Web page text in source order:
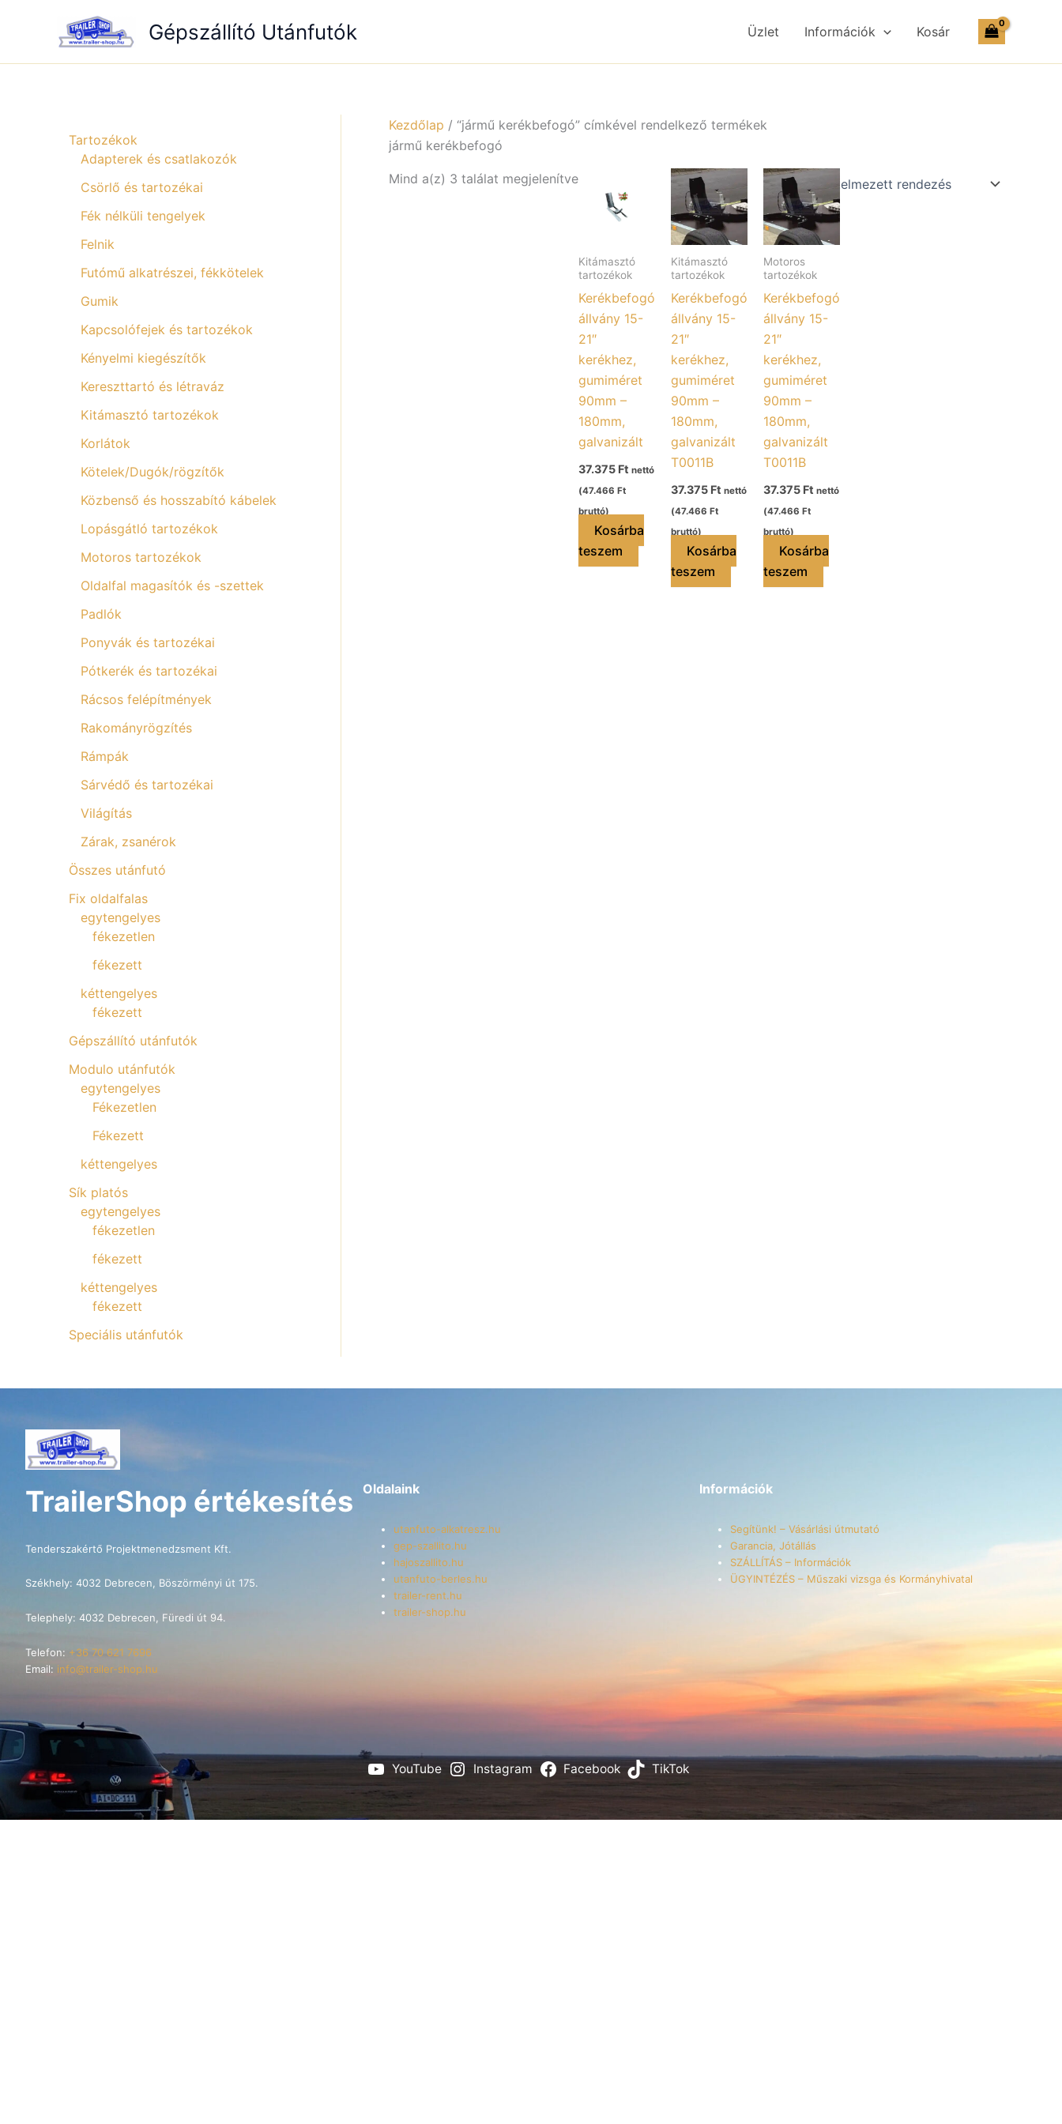
Gépszállító Utánfutók Üzlet Információk Kosár
Tartozékok
Adapterek és csatlakozók
Csörlő és tartozékai
Fék nélküli tengelyek
Felnik
Futómű alkatrészei, fékkötelek
Gumik
Kapcsolófejek és tartozékok
Kényelmi kiegészítők
Kereszttartó és létraváz
Kitámasztó tartozékok
Korlátok
Kötelek/Dugók/rögzítők
Közbenső és hosszabító kábelek
Lopásgátló tartozékok
Motoros tartozékok
Oldalfal magasítók és -szettek
Padlók
Ponyvák és tartozékai
Pótkerék és tartozékai
Rácsos felépítmények
Rakományrögzítés
Rámpák
Sárvédő és tartozékai
Világítás
Zárak, zsanérok
Összes utánfutó
Fix oldalfalas
egytengelyes
fékezetlen
fékezett
kéttengelyes
fékezett
Gépszállító utánfutók
Modulo utánfutók
egytengelyes
Fékezetlen
Fékezett
kéttengelyes
Sík platós
egytengelyes
fékezetlen
fékezett
kéttengelyes
fékezett
Speciális utánfutók
Kezdőlap / “jármű kerékbefogó” címkével rendelkező termékek
jármű kerékbefogó
Mind a(z) 3 találat megjelenítve
Kitámasztó
tartozékok
Kerékbefogó
állvány 15-
21″
kerékhez,
gumiméret
90mm –
180mm,
galvanizált
37.375 Ft nettó
(47.466 Ft
bruttó)
Kosárba
teszem
Kitámasztó
tartozékok
Kerékbefogó
állvány 15-
21″
kerékhez,
gumiméret
90mm –
180mm,
galvanizált
T0011B
37.375 Ft nettó
(47.466 Ft
bruttó)
Kosárba
teszem
Motoros
tartozékok
Kerékbefogó
állvány 15-
21″
kerékhez,
gumiméret
90mm –
180mm,
galvanizált
T0011B
37.375 Ft nettó
(47.466 Ft
bruttó)
Kosárba
teszem
TrailerShop értékesítés
Tenderszakértő Projektmenedzsment Kft.
Székhely: 4032 Debrecen, Böszörményi út 175.
Telephely: 4032 Debrecen, Füredi út 94.
Telefon: +36 70 621 7696
Email: info@trailer-shop.hu
Oldalaink
utanfuto-alkatresz.hu
gep-szallito.hu
hajoszallito.hu
utanfuto-berles.hu
trailer-rent.hu
trailer-shop.hu
Információk
Segítünk! – Vásárlási útmutató
Garancia, Jótállás
SZÁLLÍTÁS – Információk
ÜGYINTÉZÉS – Műszaki vizsga és Kormányhivatal
YouTube Instagram Facebook TikTok